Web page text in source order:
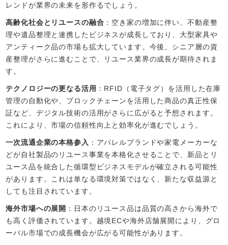
レンドが業界の未来を形作るでしょう。
高齢化社会とリユースの融合 ：空き家の増加に伴い、不動産整
理や遺品整理と連携したビジネスが成長しており、大型家具や
アンティーク品の市場も拡大しています。今後、シニア層の資
産整理がさらに進むことで、リユース業界の成長が期待されま
す。
テクノロジーの更なる活用 ：RFID（電子タグ）を活用した在庫
管理の自動化や、ブロックチェーンを活用した商品の真正性保
証など、デジタル技術の活用がさらに広がると予想されます。
これにより、市場の信頼性向上と効率化が進むでしょう。
一次流通企業の本格参入 ：アパレルブランドや家電メーカーな
どが自社製品のリユース事業を本格化させることで、新品とリ
ユース品を統合した循環型ビジネスモデルが確立される可能性
があります。これは単なる環境対策ではなく、新たな収益源と
しても注目されています。
海外市場への展開 ：日本のリユース品は品質の高さから海外で
も高く評価されています。越境ECや海外店舗展開により、グロ
ーバル市場での成長機会が広がる可能性があります。